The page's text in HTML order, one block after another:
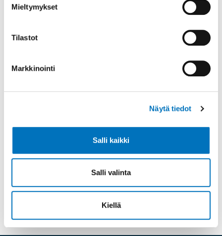
Mieltymykset
Tilastot
Markkinointi
Näytä tiedot
Salli kaikki
Salli valinta
Kiellä
Nuorten toiminta
Naistyö ja naistoiminta
p. 044 765 0506